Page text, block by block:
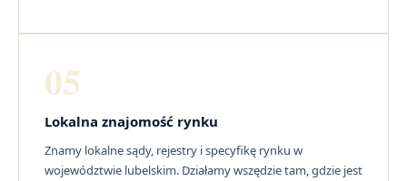
05
Lokalna znajomość rynku
Znamy lokalne sądy, rejestry i specyfikę rynku w
województwie lubelskim. Działamy wszędzie tam, gdzie jest